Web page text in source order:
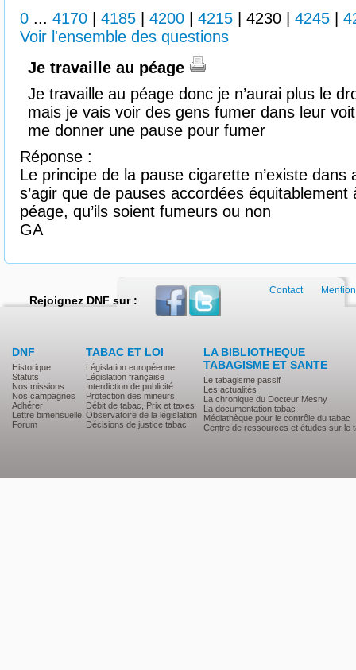
0 ... 4170 4185 4200 4215 4230 4245
Voir l'ensemble des questions
Je travaille au péage
Je travaille au péage donc je n’aurai plus le
mais je vais voir des gens fumer dans leur
me donner une pause pour fumer
Réponse :
Le principe de la pause cigarette n’existe
s’agir que de pauses accordées
péage, qu’ils soient fumeurs ou non
GA
Rejoignez DNF sur :
DNF
Historique
Statuts
Nos missions
Nos campagnes
Adhérer
Lettre bimensuelle
Forum
TABAC ET LOI
Législation européenne
Législation française
Interdiction de publicité
Protection des mineurs
Débit de tabac, Prix et taxes
Observatoire de la législation
Décisions de justice tabac
LA BIBLIOTHEQUE
TABAGISME ET SANTE
Le tabagisme passif
Les actualités
La chronique du Docteur Mesny
La documentation tabac
Médiathèque pour le contrôle du tabac
Centre de ressources et études sur le
Contact